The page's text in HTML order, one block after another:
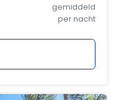
gemiddeld
per nacht